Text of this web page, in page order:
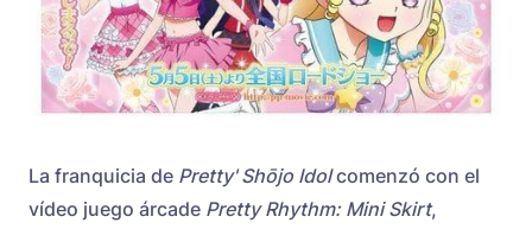
La franquicia de Pretty' Shōjo Idolcomenzó con el
vídeo juego árcade Pretty Rhythm: Mini Skirt,